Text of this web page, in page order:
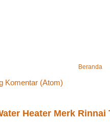
Beranda
Komentar (Atom)
Heater Merk Rinnai